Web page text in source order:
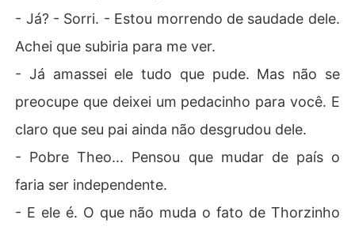
- Já? - Sorri. - Estou morrendo de saudade dele.
Achei que subiria para me ver.
- Já amassei ele tudo que pude. Mas não se
preocupe que deixei um pedacinho para você. E
claro que seu pai ainda não desgrudou dele.
- Pobre Theo... Pensou que mudar de país o
faria ser independente.
- E ele é. O que não muda o fato de Thorzinho